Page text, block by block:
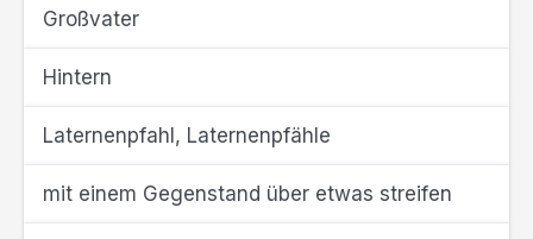
Großvater
Hintern
Laternenpfahl, Laternenpfähle
mit einem Gegenstand über etwas streifen